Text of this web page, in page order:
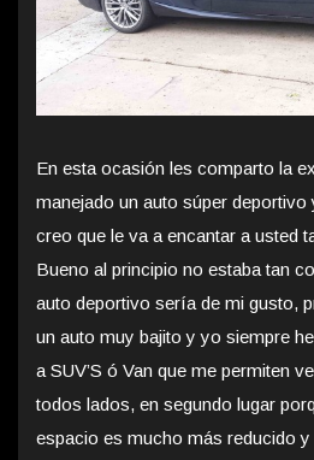
En esta ocasión les comparto la
manejado un auto súper deportivo
creo que le va a encantar a usted
Bueno al principio no estaba tan
auto deportivo sería de mi gusto,
un auto muy bajito y yo siempre
a SUV’S ó Van que me permiten
todos lados, en segundo lugar
espacio es mucho más reducido y